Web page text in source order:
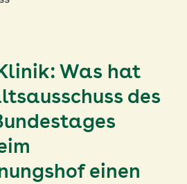
Was hat
des
einen